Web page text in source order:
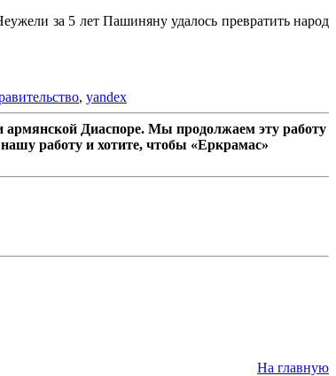
за 5 лет Пашиняну удалось превратить народ
, yandex
Диаспоре. Мы продолжаем эту работу
работу и хотите, чтобы «Еркрамас»
На главную